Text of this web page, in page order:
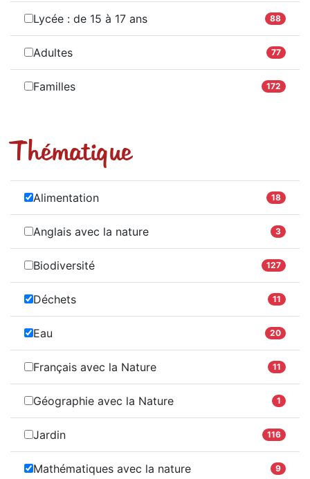
Lycée : de 15 à 17 ans 88
Adultes 77
Familles 172
Thématique
Alimentation 18
Anglais avec la nature 3
Biodiversité 127
Déchets 11
Eau 20
Français avec la Nature 11
Géographie avec la Nature 1
Jardin 116
Mathématiques avec la nature 9